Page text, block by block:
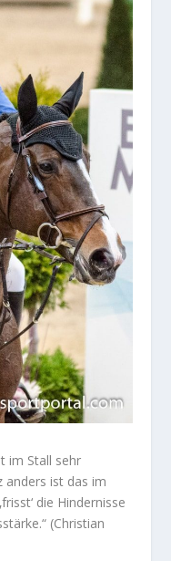
im Stall sehr
anders ist das im
die Hindernisse
(Christian